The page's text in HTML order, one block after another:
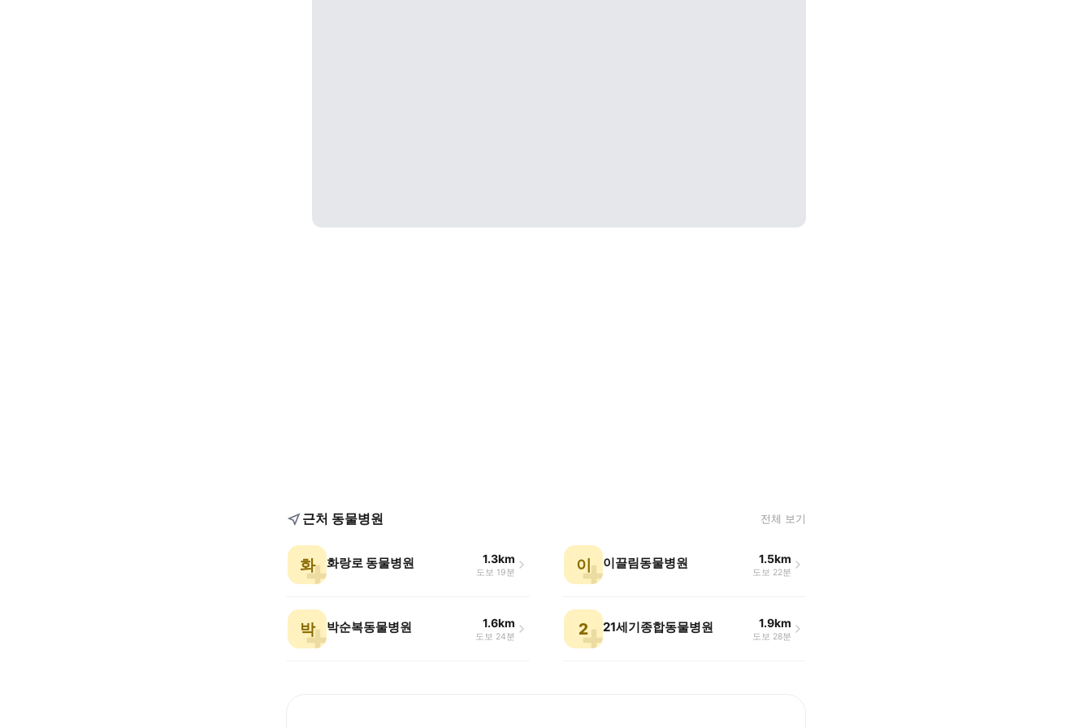
근처 동물병원 전체 보기
화 화랑로 동물병원 1.3km
도보 19분 이 이끌림동물병원 1.5km
도보 22분
박 박순복동물병원 1.6km
도보 24분 2 21세기종합동물병원 1.9km
도보 28분